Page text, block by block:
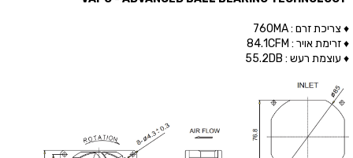
♦ צריכת זרם : 760MA
♦ זרימת אויר : 84.1CFM
♦ עוצמת רעש : 55.2DB